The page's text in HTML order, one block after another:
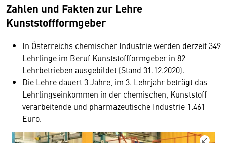
Zahlen und Fakten zur Lehre
Kunststoffformgeber
In Österreichs chemischer Industrie werden derzeit 349
Lehrlinge im Beruf Kunststoffformgeber in 82
Lehrbetrieben ausgebildet (Stand 31.12.2020).
Die Lehre dauert 3 Jahre, im 3. Lehrjahr beträgt das
Lehrlingseinkommen in der chemischen, Kunststoff
verarbeitende und pharmazeutische Industrie 1.461
Euro.